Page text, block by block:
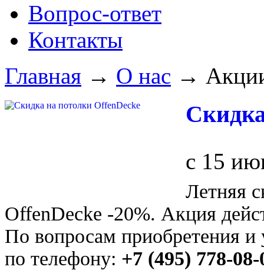
Вопрос-ответ
Контакты
Главная → О нас →
с 15
Летняя
OffenDecke -20%. Акция
По вопросам приобретения и
по телефону: +7 (495) 778-08-